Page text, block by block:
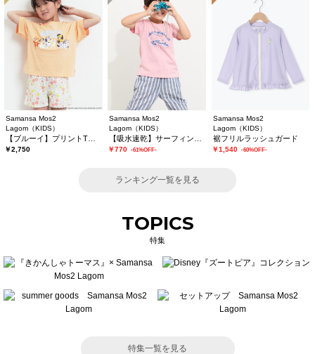
Samansa Mos2
Lagom（KIDS）
￥2,750
Samansa Mos2
Lagom（KIDS）
￥770 -61%OFF-
Samansa Mos2
Lagom（KIDS）
裾フリルラッシュガード
￥1,540 -60%OFF-
ランキング一覧を見る
TOPICS
特集
特集一覧を見る